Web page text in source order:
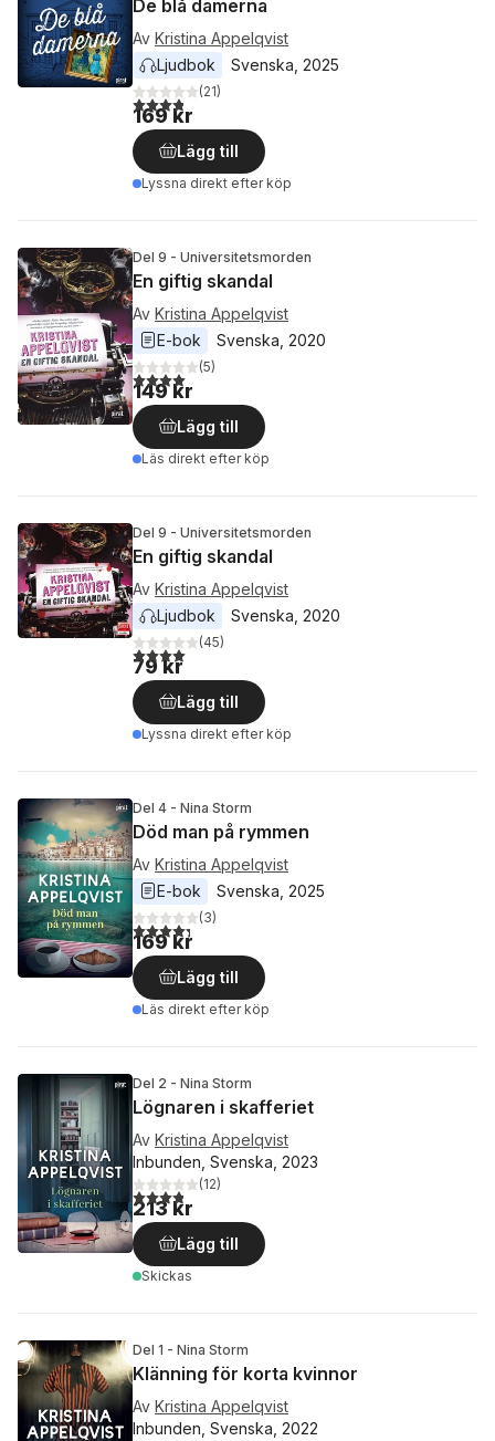
De blå damerna
Av Kristina Appelqvist
Ljudbok
Svenska 2025
3,8utav 5 stjärnor. Totalt antal röster:
(21)
169 kr
Lägg till
Lyssna direkt efter köp
Del 9 - Universitetsmorden
En giftig skandal
Av Kristina Appelqvist
E-bok
Svenska 2020
4,0utav 5 stjärnor. Totalt antal röster:
(5)
149 kr
Lägg till
Läs direkt efter köp
Del 9 - Universitetsmorden
En giftig skandal
Av Kristina Appelqvist
Ljudbok
Svenska 2020
4,0utav 5 stjärnor. Totalt antal röster:
(45)
79 kr
Lägg till
Lyssna direkt efter köp
Del 4 - Nina Storm
Död man på rymmen
Av Kristina Appelqvist
E-bok
Svenska 2025
4,3utav 5 stjärnor. Totalt antal röster:
(3)
169 kr
Lägg till
Läs direkt efter köp
Del 2 - Nina Storm
Lögnaren i skafferiet
Av Kristina Appelqvist
Inbunden, Svenska, 2023
3,8utav 5 stjärnor. Totalt antal röster:
(12)
213 kr
Lägg till
Skickas
Del 1 - Nina Storm
Klänning för korta kvinnor
Av Kristina Appelqvist
Inbunden, Svenska, 2022